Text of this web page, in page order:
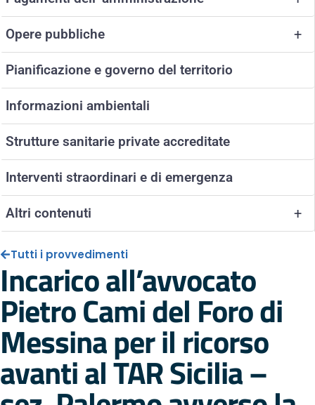
+
Opere pubbliche
Pianificazione e governo del territorio
Informazioni ambientali
Strutture sanitarie private accreditate
Interventi straordinari e di emergenza
+
Altri contenuti
Tutti i provvedimenti
Incarico all’avvocato
Pietro Cami del Foro di
Messina per il ricorso
avanti al TAR Sicilia –